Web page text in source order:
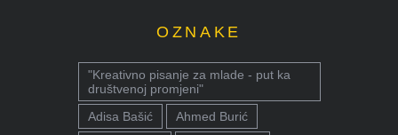
OZNAKE
"Kreativno pisanje za mlade - put ka
društvenoj promjeni"
Adisa Bašić
Ahmed Burić